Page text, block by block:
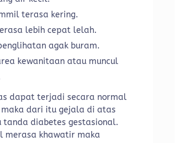
terasa kering.
lebih cepat lelah.
agak buram.
kewanitaan atau muncul
dapat terjadi secara normal
dari itu gejala di atas
tanda diabetes gestasional.
merasa khawatir maka